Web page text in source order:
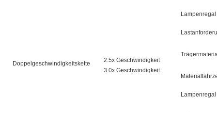
Doppelgeschwindigkeitskette
2.5x Geschwindigkeit
3.0x Geschwindigkeit